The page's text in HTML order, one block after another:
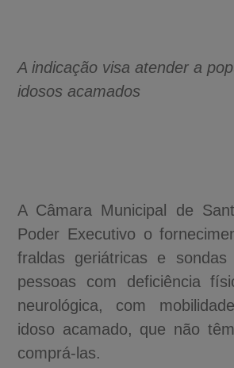
A indicação visa atender a
idosos acamados
A Câmara Municipal de
Poder Executivo o
fraldas geriátricas e sondas
pessoas com deficiência
neurológica, com
idoso acamado, que não
comprá-las.